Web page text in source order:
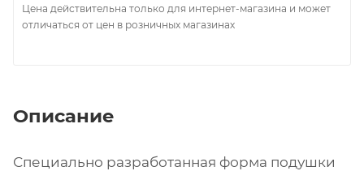
Цена действительна только для интернет-магазина и может
отличаться от цен в розничных магазинах
Описание
Специально разработанная форма подушки